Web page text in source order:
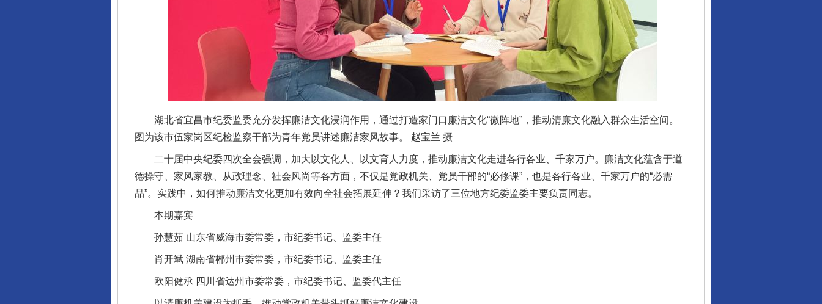
湖北省宜昌市纪委监委充分发挥廉洁文化浸润作用，通过打造家门口廉洁文化“微阵地”，推动清廉文化融入群众生活空间。
图为该市伍家岗区纪检监察干部为青年党员讲述廉洁家风故事。 赵宝兰 摄
二十届中央纪委四次全会强调，加大以文化人、以文育人力度，推动廉洁文化走进各行各业、千家万户。廉洁文化蕴含于道
德操守、家风家教、从政理念、社会风尚等各方面，不仅是党政机关、党员干部的“必修课”，也是各行各业、千家万户的“必需
品”。实践中，如何推动廉洁文化更加有效向全社会拓展延伸？我们采访了三位地方纪委监委主要负责同志。
本期嘉宾
孙慧茹 山东省威海市委常委，市纪委书记、监委主任
肖开斌 湖南省郴州市委常委，市纪委书记、监委主任
欧阳健承 四川省达州市委常委，市纪委书记、监委代主任